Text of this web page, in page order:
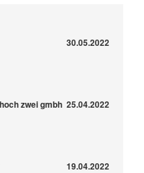
30.05.2022
zwei gmbh 25.04.2022
19.04.2022